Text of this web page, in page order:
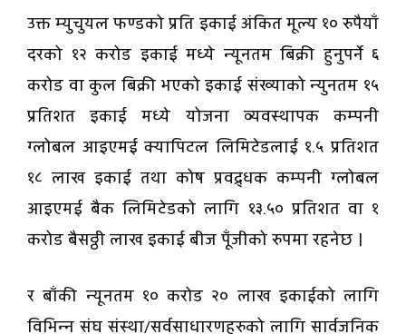
उक्त म्युचुयल फण्डको प्रति इकाई अंकित मूल्य १० रुपैयाँ
दरको १२ करोड इकाई मध्ये न्यूनतम बिक्री हुनुपर्ने ६
करोड वा कुल बिक्री भएको इकाई संख्याको न्युनतम १५
प्रतिशत इकाई मध्ये योजना व्यवस्थापक कम्पनी
ग्लोबल आइएमई क्यापिटल लिमिटेडलाई १.५ प्रतिशत
१८ लाख इकाई तथा कोष प्रवद्र्धक कम्पनी ग्लोबल
आइएमई बैक लिमिटेडको लागि १३.५० प्रतिशत वा १
करोड बैसठ्ठी लाख इकाई बीज पूँजीको रुपमा रहनेछ ।
र बाँकी न्यूनतम १० करोड २० लाख इकाईको लागि
विभिन्न संघ संस्था/सर्वसाधारणहरुको लागि सार्वजनिक